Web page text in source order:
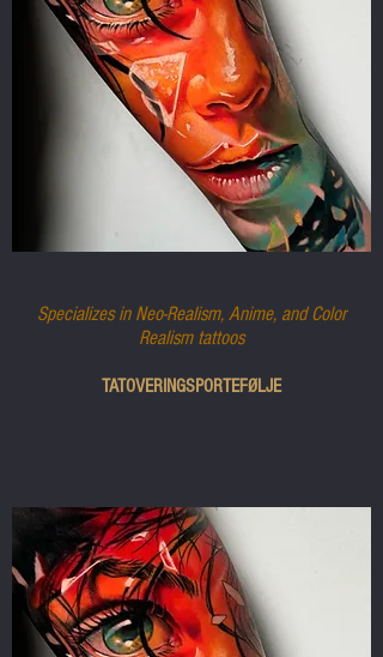
Specializes in Neo-Realism, Anime, and Color
Realism tattoos
TATOVERINGSPORTEFØLJE